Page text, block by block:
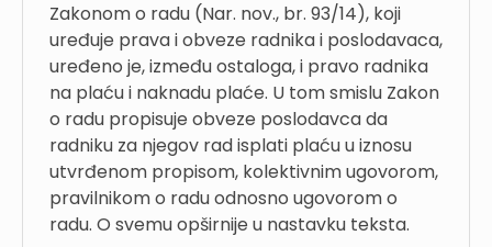
Zakonom o radu (Nar. nov., br. 93/14), koji
uređuje prava i obveze radnika i poslodavaca,
uređeno je, između ostaloga, i pravo radnika
na plaću i naknadu plaće. U tom smislu Zakon
o radu propisuje obveze poslodavca da
radniku za njegov rad isplati plaću u iznosu
utvrđenom propisom, kolektivnim ugovorom,
pravilnikom o radu odnosno ugovorom o
radu. O svemu opširnije u nastavku teksta.